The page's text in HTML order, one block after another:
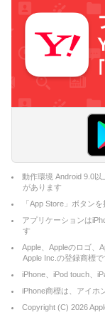
動作環境 Android 9.0
があります
「App Store」ボタン
アプリケーションは
す
Apple、Appleのロゴ、
Apple Inc.の登録商標で
iPhone、iPod touch、
iPhone商標は、アイホ
Copyright (C) 2026